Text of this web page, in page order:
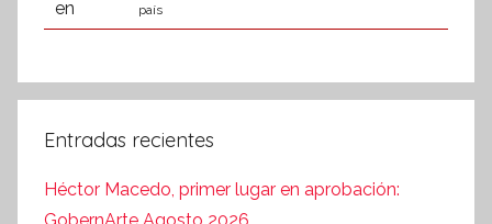
país
Entradas recientes
Héctor Macedo, primer lugar en aprobación: